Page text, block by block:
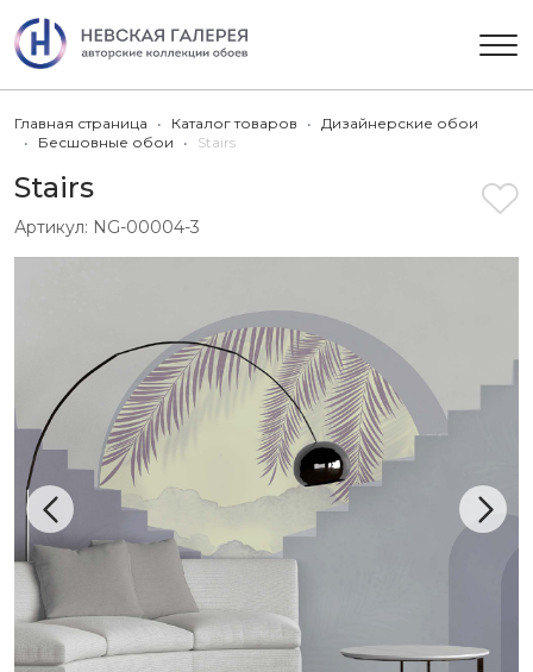
Главная страница Каталог товаров
Дизайнерские обои
Бесшовные обои
Stairs
Stairs
Артикул: NG-00004-3